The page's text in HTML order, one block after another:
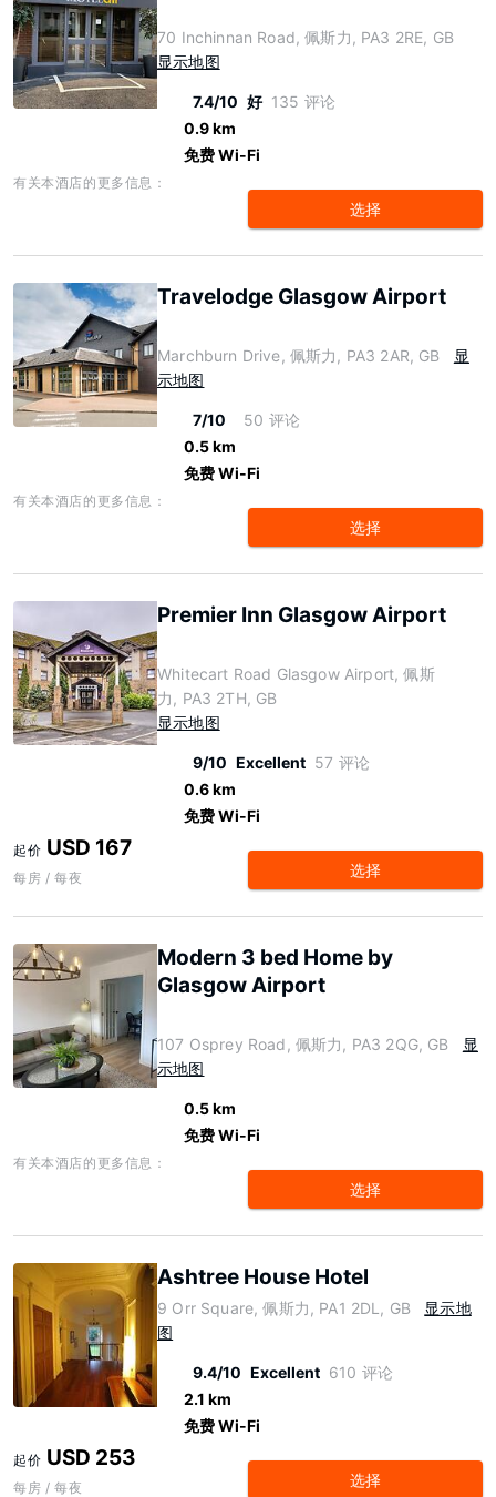
70 Inchinnan Road, 佩斯力, PA3 2RE, GB
显示地图
7.4/10 好 135 评论
0.9 km
免费 Wi-Fi
有关本酒店的更多信息：
选择
Travelodge Glasgow Airport
Marchburn Drive, 佩斯力, PA3 2AR, GB
显
示地图
7/10
50 评论
0.5 km
免费 Wi-Fi
有关本酒店的更多信息：
选择
Premier Inn Glasgow Airport
Whitecart Road Glasgow Airport, 佩斯
力, PA3 2TH, GB
显示地图
9/10 Excellent 57 评论
0.6 km
免费 Wi-Fi
起价 USD 167
每房 / 每夜 选择
Modern 3 bed Home by
Glasgow Airport
107 Osprey Road, 佩斯力, PA3 2QG, GB
显
示地图
0.5 km
免费 Wi-Fi
有关本酒店的更多信息：
选择
Ashtree House Hotel
9 Orr Square, 佩斯力, PA1 2DL, GB
显示地
图
9.4/10 Excellent 610 评论
2.1 km
免费 Wi-Fi
起价 USD 253
每房 / 每夜 选择